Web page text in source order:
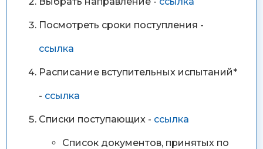
Посмотреть сроки поступления -
ссылка
Расписание вступительных испытаний*
- ссылка
Списки поступающих - ссылка
Список документов, принятых по